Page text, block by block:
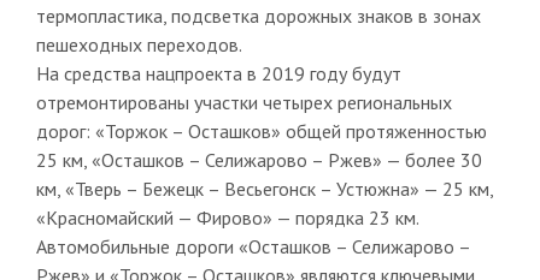
термопластика, подсветка дорожных знаков в зонах
пешеходных переходов.
На средства нацпроекта в 2019 году будут
отремонтированы участки четырех региональных
дорог: «Торжок – Осташков» общей протяженностью
25 км, «Осташков – Селижарово – Ржев» — более 30
км, «Тверь – Бежецк – Весьегонск – Устюжна» — 25 км,
«Красномайский — Фирово» — порядка 23 км.
Автомобильные дороги «Осташков – Селижарово –
Ржев» и «Торжок – Осташков» являются ключевыми